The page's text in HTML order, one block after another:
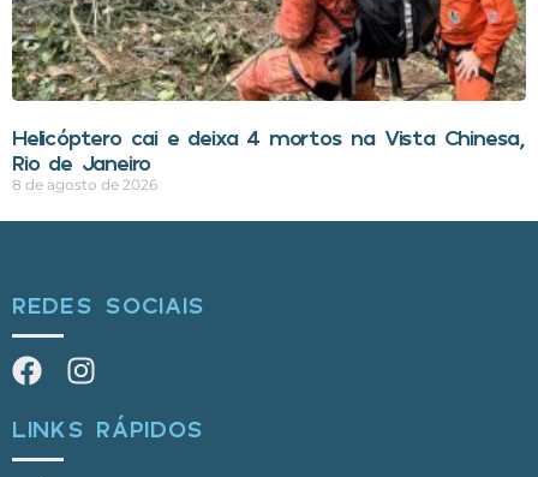
Helicóptero cai e deixa 4 mortos na Vista Chinesa,
Rio de Janeiro
8 de agosto de 2026
REDES SOCIAIS
LINKS RÁPIDOS